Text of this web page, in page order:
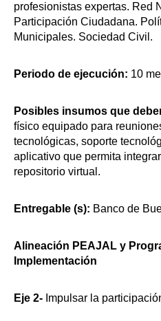
profesionistas expertas. Red
Participación Ciudadana.
Municipales. Sociedad Civil.
Periodo de ejecución: 10
Posibles insumos que
físico equipado para
tecnológicas, soporte
aplicativo que permita
repositorio virtual.
Entregable (s): Banco de
Alineación PEAJAL y
Implementación
Eje 2- Impulsar la